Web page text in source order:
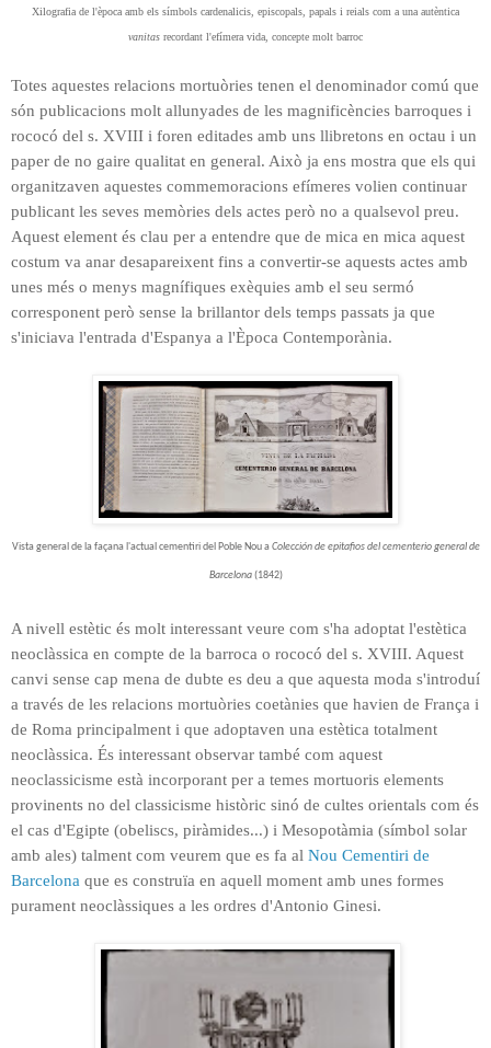
Xilografia de l'època amb els símbols cardenalicis, episcopals, papals i reials com a una autèntica
vanitas recordant l'efímera vida, concepte molt barroc
Totes aquestes relacions mortuòries tenen el denominador comú que
són publicacions molt allunyades de les magnificències barroques i
rococó del s. XVIII i foren editades amb uns llibretons en octau i un
paper de no gaire qualitat en general. Això ja ens mostra que els qui
organitzaven aquestes commemoracions efímeres volien continuar
publicant les seves memòries dels actes però no a qualsevol preu.
Aquest element és clau per a entendre que de mica en mica aquest
costum va anar desapareixent fins a convertir-se aquests actes amb
unes més o menys magnífiques exèquies amb el seu sermó
corresponent però sense la brillantor dels temps passats ja que
s'iniciava l'entrada d'Espanya a l'Època Contemporània.
Vista general de la façana l'actual cementiri del Poble Nou aColección de epitafios del cementerio general de
Barcelona(1842)
A nivell estètic és molt interessant veure com s'ha adoptat l'estètica
neoclàssica en compte de la barroca o rococó del s. XVIII. Aquest
canvi sense cap mena de dubte es deu a que aquesta moda s'introduí
a través de les relacions mortuòries coetànies que havien de França i
de Roma principalment i que adoptaven una estètica totalment
neoclàssica. És interessant observar també com aquest
neoclassicisme està incorporant per a temes mortuoris elements
provinents no del classicisme històric sinó de cultes orientals com és
el cas d'Egipte (obeliscs, piràmides...) i Mesopotàmia (símbol solar
amb ales) talment com veurem que es fa al Nou Cementiri de
Barcelona que es construïa en aquell moment amb unes formes
purament neoclàssiques a les ordres d'Antonio Ginesi.